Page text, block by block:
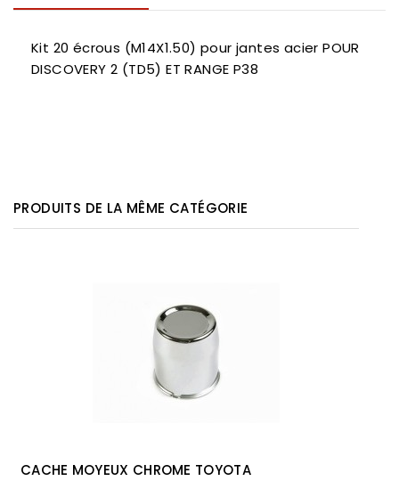
Kit 20 écrous (M14X1.50) pour jantes acier POUR
DISCOVERY 2 (TD5) ET RANGE P38
PRODUITS DE LA MÊME CATÉGORIE
CACHE MOYEUX CHROME TOYOTA